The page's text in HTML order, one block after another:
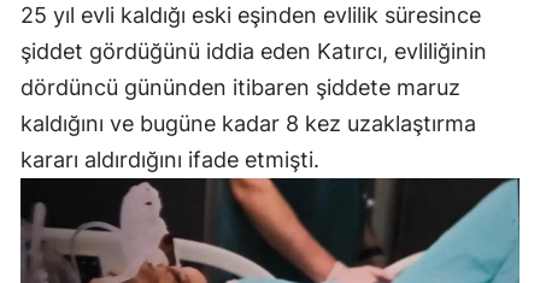
25 yıl evli kaldığı eski eşinden evlilik süresince
şiddet gördüğünü iddia eden Katırcı, evliliğinin
dördüncü gününden itibaren şiddete maruz
kaldığını ve bugüne kadar 8 kez uzaklaştırma
kararı aldırdığını ifade etmişti.